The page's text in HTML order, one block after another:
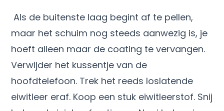
Als de buitenste laag begint af te pellen,
maar het schuim nog steeds aanwezig is, je
hoeft alleen maar de coating te vervangen.
Verwijder het kussentje van de
hoofdtelefoon. Trek het reeds loslatende
eiwitleer eraf. Koop een stuk eiwitleerstof. Snij